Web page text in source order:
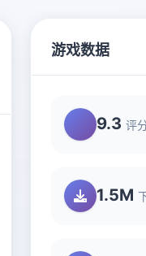
游戏数据
9.3 评
1.5M